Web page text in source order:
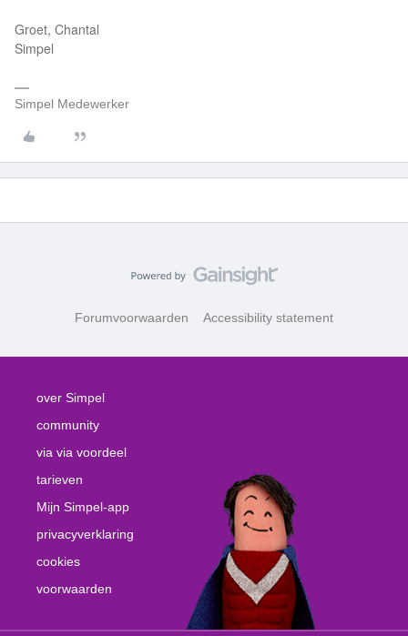
Groet, Chantal
Simpel
Simpel Medewerker
Forumvoorwaarden Accessibility statement
over Simpel
community
via via voordeel
tarieven
Mijn Simpel-app
privacyverklaring
cookies
voorwaarden